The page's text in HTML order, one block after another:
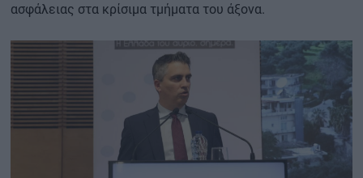
ασφάλειας στα κρίσιμα τμήματα του άξονα.